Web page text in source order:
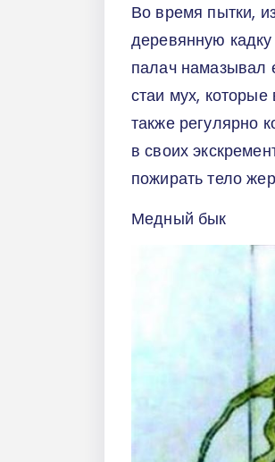
Во время пытки,
деревянную
палач намазывал
стаи мух,
также регулярно
в своих
пожирать тело
Медный бык